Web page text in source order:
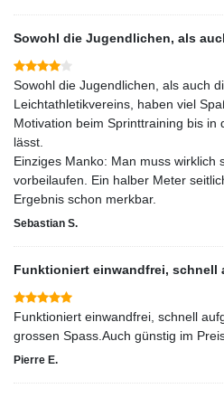
Sowohl die Jugendlichen, als
Sowohl die Jugendlichen, als auch
Leichtathletikvereins, haben viel
Motivation beim Sprinttraining bis in
lässt.
Einziges Manko: Man muss wirklich
vorbeilaufen. Ein halber Meter
Ergebnis schon merkbar.
Sebastian S.
Funktioniert einwandfrei, schnell
Funktioniert einwandfrei, schnell
grossen Spass.Auch günstig im
Pierre E.